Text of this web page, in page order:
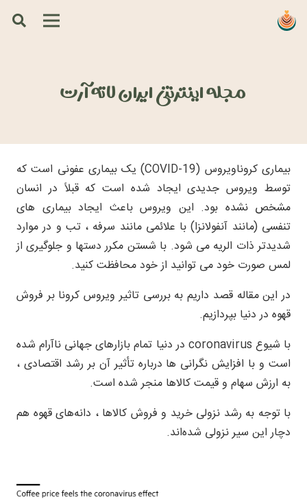
مجله اینترنتی ایران لاته آرت
بیماری کروناویروس (COVID-19) یک بیماری عفونی است که
توسط ویروس جدیدی ایجاد شده است که قبلاً در انسان
مشخص نشده بود. این ویروس باعث ایجاد بیماری های
تنفسی (مانند آنفولانزا) با علائمی مانند سرفه ، تب و در موارد
شدیدتر ذات الریه می شود. با شستن مکرر دستها و جلوگیری از
لمس صورت خود می توانید از خود محافظت کنید.
در این مقاله قصد داریم به بررسی تاثیر ویروس کرونا بر فروش
قهوه در دنیا بپردازیم.
با شیوع coronavirus در دنیا تمام بازارهای جهانی ناآرام شده
است و با افزایش نگرانی ها درباره تأثیر آن بر رشد اقتصادی ،
به ارزش سهام و قیمت کالاها منجر شده است.
با توجه به رشد نزولی خرید و فروش کالاها ، دانه‌های قهوه هم
دچار این سیر نزولی شده‌اند.